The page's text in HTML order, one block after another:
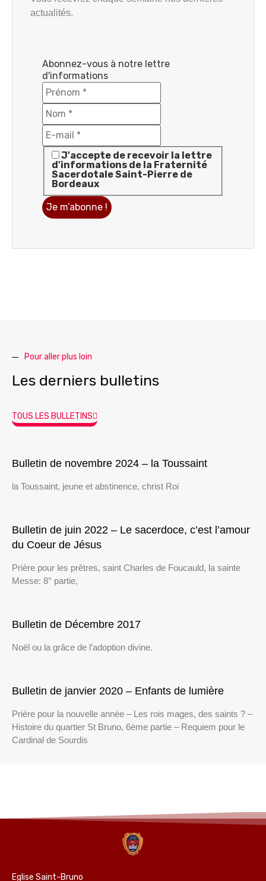
actualités.
Abonnez-vous à notre lettre
d'informations
J'accepte de recevoir la lettre
d'informations de la Fraternité
Sacerdotale Saint-Pierre de
Bordeaux
Pour aller plus loin
Les derniers bulletins
TOUS LES BULLETINS
Bulletin de novembre 2024 – la Toussaint
la Toussaint, jeune et abstinence, christ Roi
Bulletin de juin 2022 – Le sacerdoce, c’est l’amour
du Coeur de Jésus
Prière pour les prêtres, saint Charles de Foucauld, la sainte
Messe: 8° partie,
Bulletin de Décembre 2017
Noël ou la grâce de l’adoption divine.
Bulletin de janvier 2020 – Enfants de lumière
Prière pour la nouvelle année – Les rois mages, des saints ? –
Histoire du quartier St Bruno, 6ème partie – Requiem pour le
Cardinal de Sourdis
Eglise Saint-Bruno